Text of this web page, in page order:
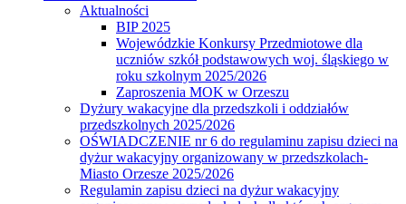
Aktualności
BIP 2025
Wojewódzkie Konkursy Przedmiotowe dla
uczniów szkół podstawowych woj. śląskiego w
roku szkolnym 2025/2026
Zaproszenia MOK w Orzeszu
Dyżury wakacyjne dla przedszkoli i oddziałów
przedszkolnych 2025/2026
OŚWIADCZENIE nr 6 do regulaminu zapisu dzieci na
dyżur wakacyjny organizowany w przedszkolach-
Miasto Orzesze 2025/2026
Regulamin zapisu dzieci na dyżur wakacyjny